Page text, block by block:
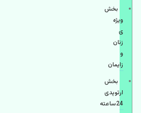
بخش
ویژه
ی
زنان
و
زایمان
بخش
ارتوپدی
24ساعته